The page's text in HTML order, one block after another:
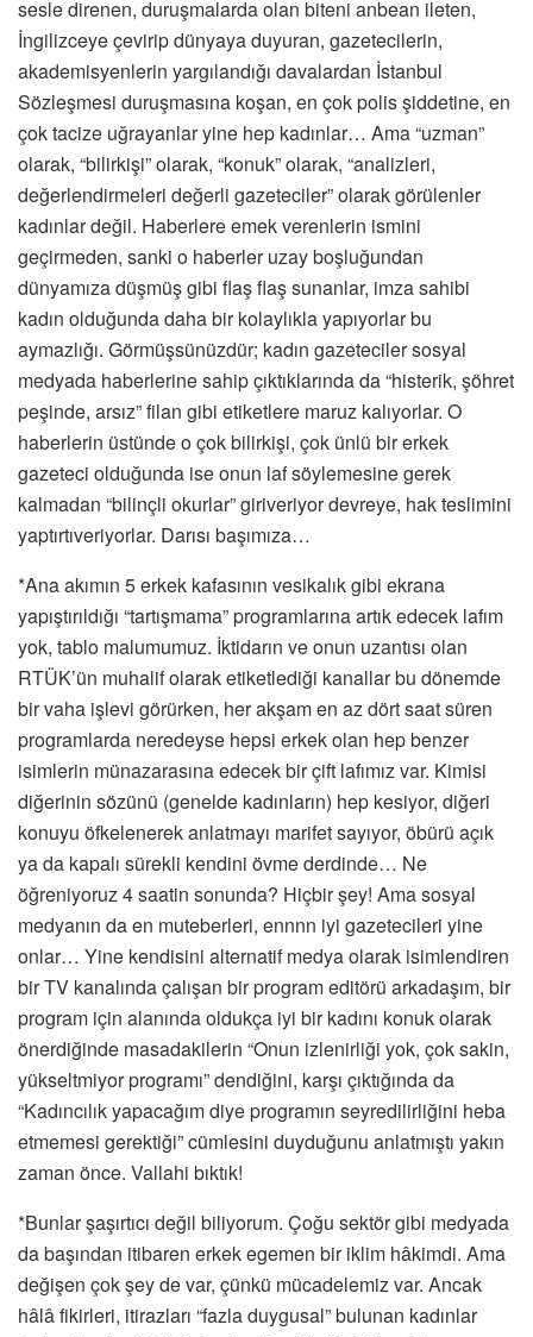
sesle direnen, duruşmalarda olan biteni anbean ileten,
İngilizceye çevirip dünyaya duyuran, gazetecilerin,
akademisyenlerin yargılandığı davalardan İstanbul
Sözleşmesi duruşmasına koşan, en çok polis şiddetine, en
çok tacize uğrayanlar yine hep kadınlar… Ama “uzman”
olarak, “bilirkişi” olarak, “konuk” olarak, “analizleri,
değerlendirmeleri değerli gazeteciler” olarak görülenler
kadınlar değil. Haberlere emek verenlerin ismini
geçirmeden, sanki o haberler uzay boşluğundan
dünyamıza düşmüş gibi flaş flaş sunanlar, imza sahibi
kadın olduğunda daha bir kolaylıkla yapıyorlar bu
aymazlığı. Görmüşsünüzdür; kadın gazeteciler sosyal
medyada haberlerine sahip çıktıklarında da “histerik, şöhret
peşinde, arsız” filan gibi etiketlere maruz kalıyorlar. O
haberlerin üstünde o çok bilirkişi, çok ünlü bir erkek
gazeteci olduğunda ise onun laf söylemesine gerek
kalmadan “bilinçli okurlar” giriveriyor devreye, hak teslimini
yaptırtıveriyorlar. Darısı başımıza…
*Ana akımın 5 erkek kafasının vesikalık gibi ekrana
yapıştırıldığı “tartışmama” programlarına artık edecek lafım
yok, tablo malumumuz. İktidarın ve onun uzantısı olan
RTÜK’ün muhalif olarak etiketlediği kanallar bu dönemde
bir vaha işlevi görürken, her akşam en az dört saat süren
programlarda neredeyse hepsi erkek olan hep benzer
isimlerin münazarasına edecek bir çift lafımız var. Kimisi
diğerinin sözünü (genelde kadınların) hep kesiyor, diğeri
konuyu öfkelenerek anlatmayı marifet sayıyor, öbürü açık
ya da kapalı sürekli kendini övme derdinde… Ne
öğreniyoruz 4 saatin sonunda? Hiçbir şey! Ama sosyal
medyanın da en muteberleri, ennnn iyi gazetecileri yine
onlar… Yine kendisini alternatif medya olarak isimlendiren
bir TV kanalında çalışan bir program editörü arkadaşım, bir
program için alanında oldukça iyi bir kadını konuk olarak
önerdiğinde masadakilerin “Onun izlenirliği yok, çok sakin,
yükseltmiyor programı” dendiğini, karşı çıktığında da
“Kadıncılık yapacağım diye programın seyredilirliğini heba
etmemesi gerektiği” cümlesini duyduğunu anlatmıştı yakın
zaman önce. Vallahi bıktık!
*Bunlar şaşırtıcı değil biliyorum. Çoğu sektör gibi medyada
da başından itibaren erkek egemen bir iklim hâkimdi. Ama
değişen çok şey de var, çünkü mücadelemiz var. Ancak
hâlâ fikirleri, itirazları “fazla duygusal” bulunan kadınlar